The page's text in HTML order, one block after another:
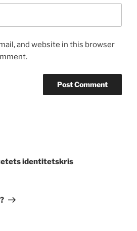
and website in this browser
identitetskris